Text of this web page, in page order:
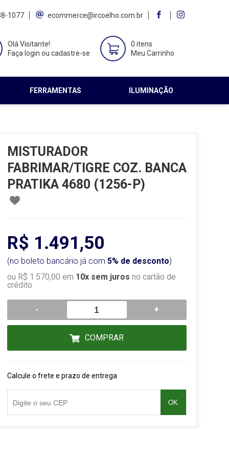
1077 ecommerce@ircoelho.com.br
Olá Visitante!
Faça login ou cadastre-se
0 itens
Meu Carrinho
FERRAMENTAS ILUMINAÇÃO
MISTURADOR
FABRIMAR/TIGRE COZ. BANCA
PRATIKA 4680 (1256-P)
R$ 1.491,50
(no boleto bancário já com 5% de desconto)
ou R$ 1.570,00 em 10x sem juros no cartão de
crédito
- +
COMPRAR
Calcule o frete e prazo de entrega
OK